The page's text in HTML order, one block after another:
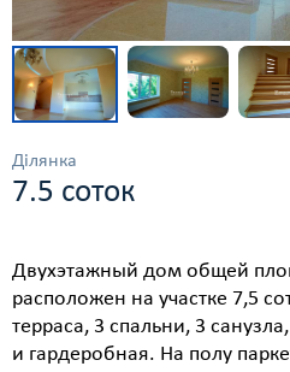
Ділянка
7.5 соток
Двухэтажный дом общей
расположен на участке 7,5
терраса, 3 спальни, 3
и гардеробная. На полу